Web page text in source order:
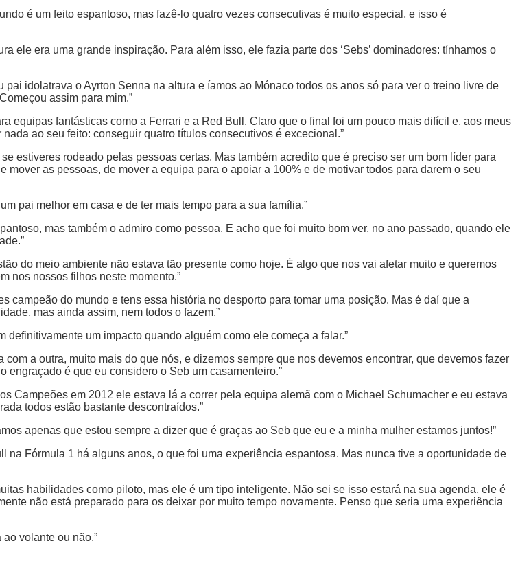
é um feito espantoso, mas fazê-lo quatro vezes consecutivas é muito especial, e isso é
ele era uma grande inspiração. Para além isso, ele fazia parte dos ‘Sebs’ dominadores: tínhamos o
idolatrava o Ayrton Senna na altura e íamos ao Mónaco todos os anos só para ver o treino livre de
assim para mim.”
equipas fantásticas como a Ferrari e a Red Bull. Claro que o final foi um pouco mais difícil e, aos meus
ao seu feito: conseguir quatro títulos consecutivos é excecional.”
estiveres rodeado pelas pessoas certas. Mas também acredito que é preciso ser um bom líder para
as pessoas, de mover a equipa para o apoiar a 100% e de motivar todos para darem o seu
pai melhor em casa e de ter mais tempo para a sua família.”
mas também o admiro como pessoa. E acho que foi muito bom ver, no ano passado, quando ele
do meio ambiente não estava tão presente como hoje. É algo que nos vai afetar muito e queremos
nos nossos filhos neste momento.”
campeão do mundo e tens essa história no desporto para tomar uma posição. Mas é daí que a
mas ainda assim, nem todos o fazem.”
um impacto quando alguém como ele começa a falar.”
a outra, muito mais do que nós, e dizemos sempre que nos devemos encontrar, que devemos fazer
engraçado é que eu considero o Seb um casamenteiro.”
Campeões em 2012 ele estava lá a correr pela equipa alemã com o Michael Schumacher e eu estava
todos estão bastante descontraídos.”
apenas que estou sempre a dizer que é graças ao Seb que eu e a minha mulher estamos juntos!”
na Fórmula 1 há alguns anos, o que foi uma experiência espantosa. Mas nunca tive a oportunidade de
habilidades como piloto, mas ele é um tipo inteligente. Não sei se isso estará na sua agenda, ele é
não está preparado para os deixar por muito tempo novamente. Penso que seria uma experiência
volante ou não.”